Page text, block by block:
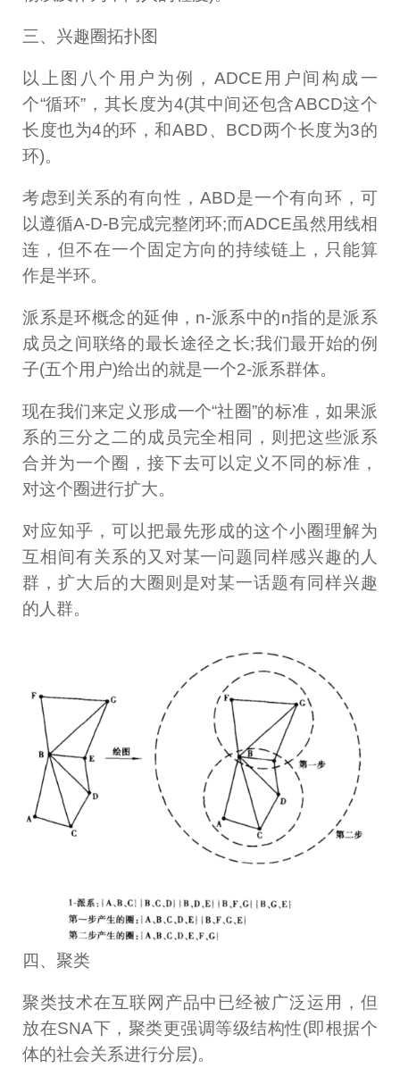
三、兴趣圈拓扑图
以上图八个用户为例，ADCE用户间构成一
个“循环”，其长度为4(其中间还包含ABCD这个
长度也为4的环，和ABD、BCD两个长度为3的
环)。
考虑到关系的有向性，ABD是一个有向环，可
以遵循A-D-B完成完整闭环;而ADCE虽然用线相
连，但不在一个固定方向的持续链上，只能算
作是半环。
派系是环概念的延伸，n-派系中的n指的是派系
成员之间联络的最长途径之长;我们最开始的例
子(五个用户)给出的就是一个2-派系群体。
现在我们来定义形成一个“社圈”的标准，如果派
系的三分之二的成员完全相同，则把这些派系
合并为一个圈，接下去可以定义不同的标准，
对这个圈进行扩大。
对应知乎，可以把最先形成的这个小圈理解为
互相间有关系的又对某一问题同样感兴趣的人
群，扩大后的大圈则是对某一话题有同样兴趣
的人群。
四、聚类
聚类技术在互联网产品中已经被广泛运用，但
放在SNA下，聚类更强调等级结构性(即根据个
体的社会关系进行分层)。